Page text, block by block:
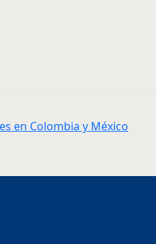
en Colombia y México